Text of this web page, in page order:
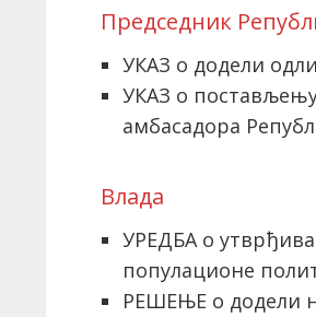
Председник
УКАЗ о додели
УКАЗ о
амбасадора
Влада
УРЕДБА о
популационе
РЕШЕЊЕ о додели